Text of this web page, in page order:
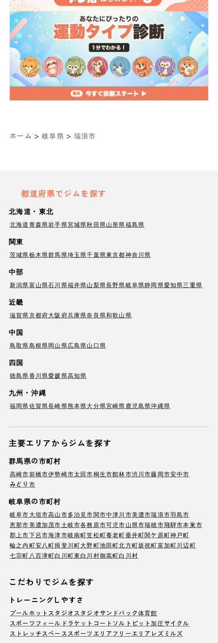
ホーム > 岐阜県 > 瑞浪市
都道府県でジムを探す
北海道・東北
北海道青森県岩手県宮城県秋田県山形県福島県
関東
茨城県栃木県群馬県埼玉県千葉県東京都神奈川県
中部
新潟県富山県石川県福井県山梨県長野県岐阜県静岡県愛知県三重県
近畿
滋賀県京都府大阪府兵庫県奈良県和歌山県
中国
鳥取県島根県岡山県広島県山口県
四国
徳島県香川県愛媛県高知県
九州・沖縄
福岡県佐賀県長崎県熊本県大分県宮崎県 鹿児島県沖縄県
主要エリアからジムを探す
群馬県の市町村
高崎市前橋市伊勢崎市太田市桐生市館林市渋川市藤岡市安中市
みどり市
岐阜県の市町村
岐阜市大垣市高山市多治見市関市中津川市美濃市瑞浪市羽島市
恵那市美濃加茂市土岐市各務原市可児市山県市瑞穂市飛騨市本巣市
郡上市下呂市海津市岐南町笠松町養老町垂井町関ケ原町神戸町
輪之内町安八町揖斐川町大野町池田町北方町坂祝町富加町川辺町
七宗町 八百津町白川町東白川村御嵩町白川村
こだわりでジムを探す
トレーニングしやすさ
プールホットスタジオ スタジオサンドバック体育館
スポーツフィールド ラケットコート ソルトピット加圧サイクル
ストレッチスペース スポーツエリア フリーエリア レズミルズ